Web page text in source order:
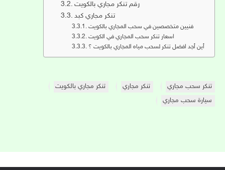
رقم تنكر مجاري بالكويت
تنكر مجاري كبد
فنيين متخصصين في سحب المجاري بالكويت
اسعار تنكر سحب المجاري في الكويت
أين أجد افضل تنكر لسحب مياه المجاري بالكويت ؟
تنكر سحب مجاري تنكر مجاري
تنكر مجاري بالكويت
سيارة سحب مجاري